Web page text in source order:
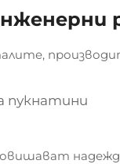
пукнатини